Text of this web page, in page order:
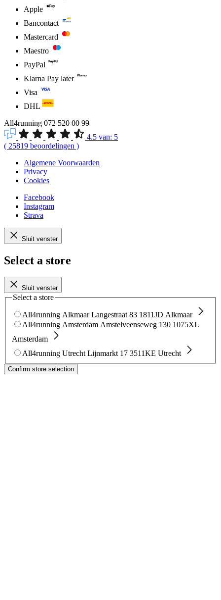
Apple
Bancontact
Mastercard
Maestro
PayPal
Klarna Pay later
Visa
DHL
All4running 072 520 00 99
4.5 van: 5
( 25819 beoordelingen )
Algemene Voorwaarden
Privacy
Cookies
Facebook
Instagram
Strava
Sluit venster
Select a store
Sluit venster
Select a store
All4running Alkmaar Langestraat 83 1811JD Alkmaar
All4running Amsterdam Amstelveenseweg 130 1075XL
Amsterdam
All4running Utrecht Lijnmarkt 17 3511KE Utrecht
Confirm store selection